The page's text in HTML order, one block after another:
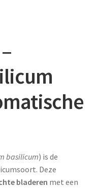
basilicum) is de
Deze
bladeren met een